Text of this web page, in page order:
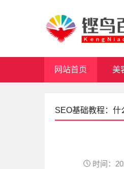
网站首页 美
SEO基础教程：什
时间：